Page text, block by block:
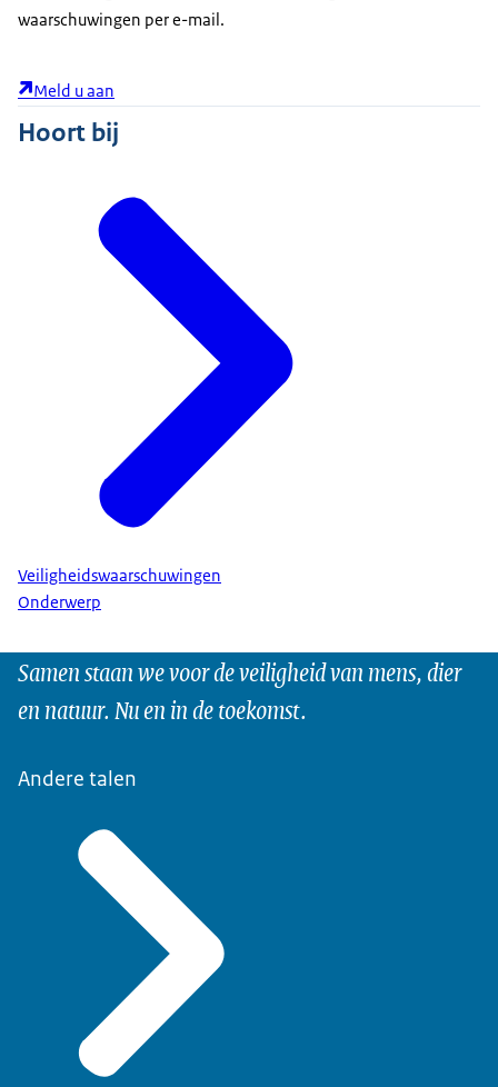
waarschuwingen per e-mail.
Meld u aan
Hoort bij
Veiligheidswaarschuwingen
Onderwerp
Samen staan we voor de veiligheid van mens, dier
en natuur. Nu en in de toekomst.
Andere talen